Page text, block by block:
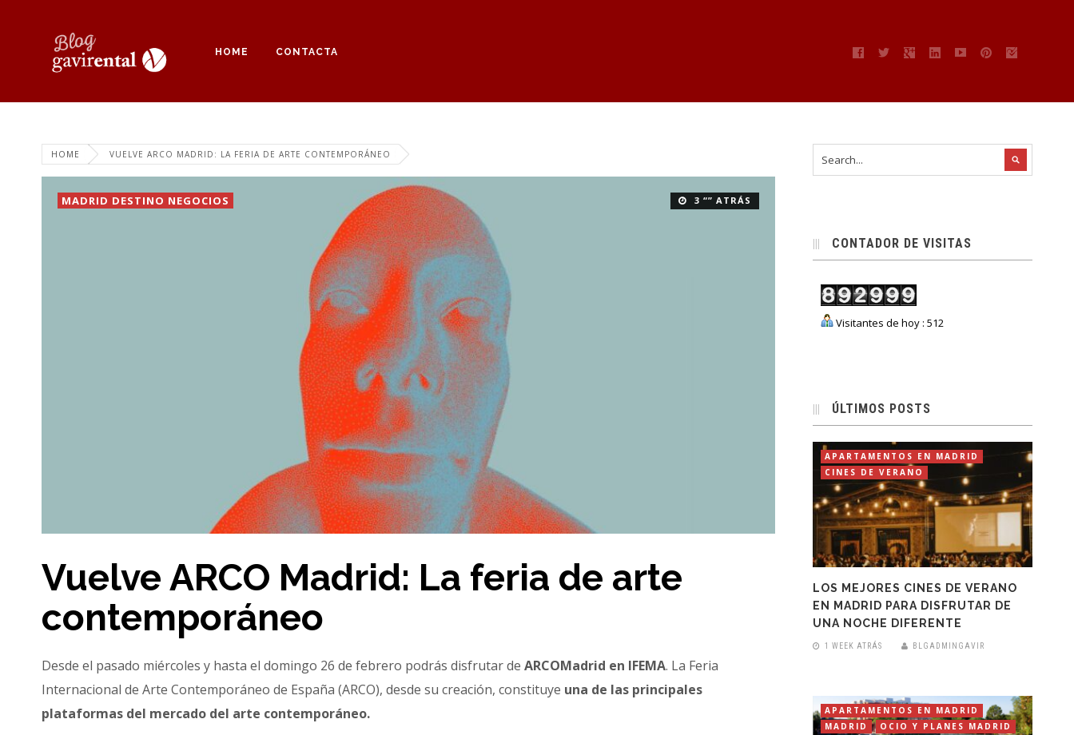
HOME CONTACTA
HOME VUELVE ARCO MADRID: LA FERIA DE ARTE CONTEMPORÁNEO
3 “” ATRÁS
MADRID DESTINO NEGOCIOS
Vuelve ARCO Madrid: La feria de arte
contemporáneo
Desde el pasado miércoles y hasta el domingo 26 de febrero podrás disfrutar de ARCOMadrid en IFEMA. La Feria
Internacional de Arte Contemporáneo de España (ARCO), desde su creación, constituye una de las principales
plataformas del mercado del arte contemporáneo.
CONTADOR DE VISITAS
Visitantes de hoy : 512
ÚLTIMOS POSTS
APARTAMENTOS EN MADRID
CINES DE VERANO
LOS MEJORES CINES DE VERANO
EN MADRID PARA DISFRUTAR DE
UNA NOCHE DIFERENTE
1 WEEK ATRÁS BLGADMINGAVIR
APARTAMENTOS EN MADRID
MADRID
OCIO Y PLANES MADRID